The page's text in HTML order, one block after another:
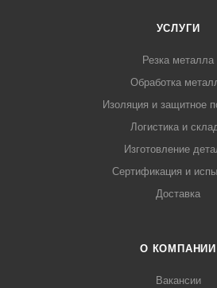
УСЛУГИ
Резка металла
Обработка
Изоляция и защитное
Логистика и
Изготовление
Сертификация и
Доставка
О КОМПАНИИ
Вакансии